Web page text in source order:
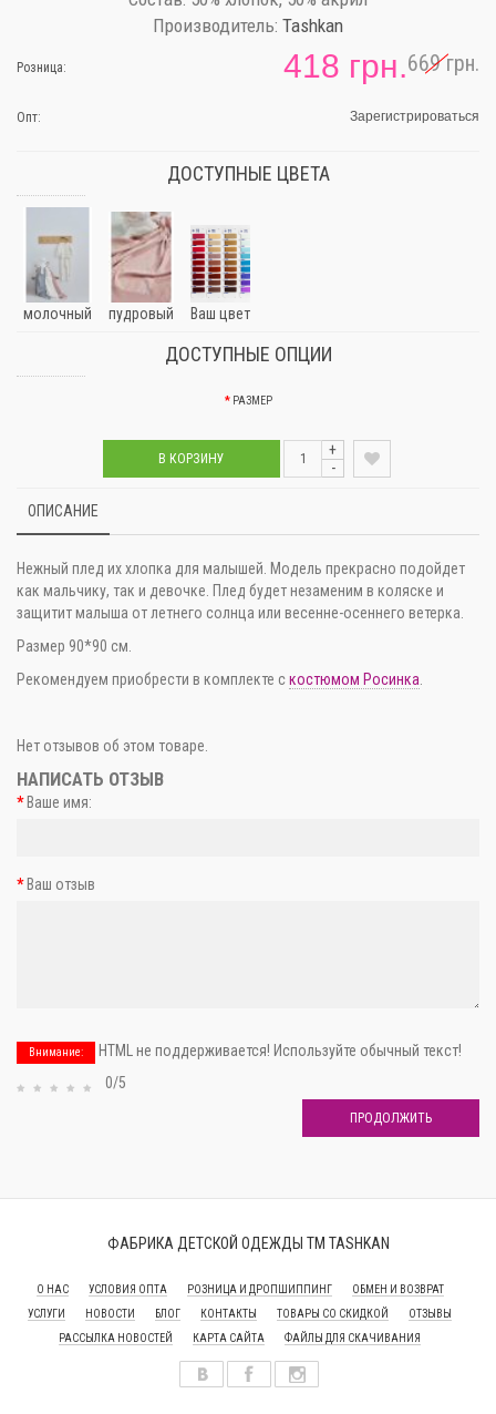
Производитель: Tashkan
669 грн.
Розница: 418 грн.
Опт: Зарегистрироваться
ДОСТУПНЫЕ ЦВЕТА
молочный пудровый Ваш цвет
ДОСТУПНЫЕ ОПЦИИ
РАЗМЕР
В КОРЗИНУ
+
-
ОПИСАНИЕ
Нежный плед их хлопка для малышей. Модель прекрасно подойдет
как мальчику, так и девочке. Плед будет незаменим в коляске и
защитит малыша от летнего солнца или весенне-осеннего ветерка.
Размер 90*90 см.
Рекомендуем приобрести в комплекте скостюмом Росинка.
Нет отзывов об этом товаре.
НАПИСАТЬ ОТЗЫВ
Ваше имя:
Ваш отзыв
Внимание:
HTML не поддерживается! Используйте обычный текст!
0/5
ПРОДОЛЖИТЬ
ФАБРИКА ДЕТСКОЙ ОДЕЖДЫ ТМ TASHKAN
О НАС УСЛОВИЯ ОПТА РОЗНИЦА И ДРОПШИППИНГ
ОБМЕН И ВОЗВРАТ
УСЛУГИ
НОВОСТИ БЛОГ КОНТАКТЫ ТОВАРЫ СО СКИДКОЙ
ОТЗЫВЫ
РАССЫЛКА НОВОСТЕЙ
КАРТА САЙТА ФАЙЛЫ ДЛЯ СКАЧИВАНИЯ